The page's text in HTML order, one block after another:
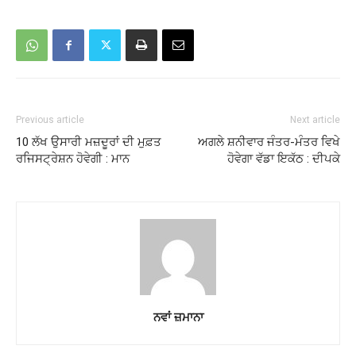
Previous article
10 ਲੱਖ ਉਸਾਰੀ ਮਜ਼ਦੂਰਾਂ ਦੀ ਮੁਫ਼ਤ
ਰਜਿਸਟ੍ਰੇਸ਼ਨ ਹੋਵੇਗੀ : ਮਾਨ
Next article
ਅਗਲੇ ਸ਼ਨੀਵਾਰ ਜੰਤਰ-ਮੰਤਰ ਵਿਖੇ
ਹੋਵੇਗਾ ਵੱਡਾ ਇਕੱਠ : ਦੀਪਕੇ
ਨਵਾਂ ਜ਼ਮਾਨਾ